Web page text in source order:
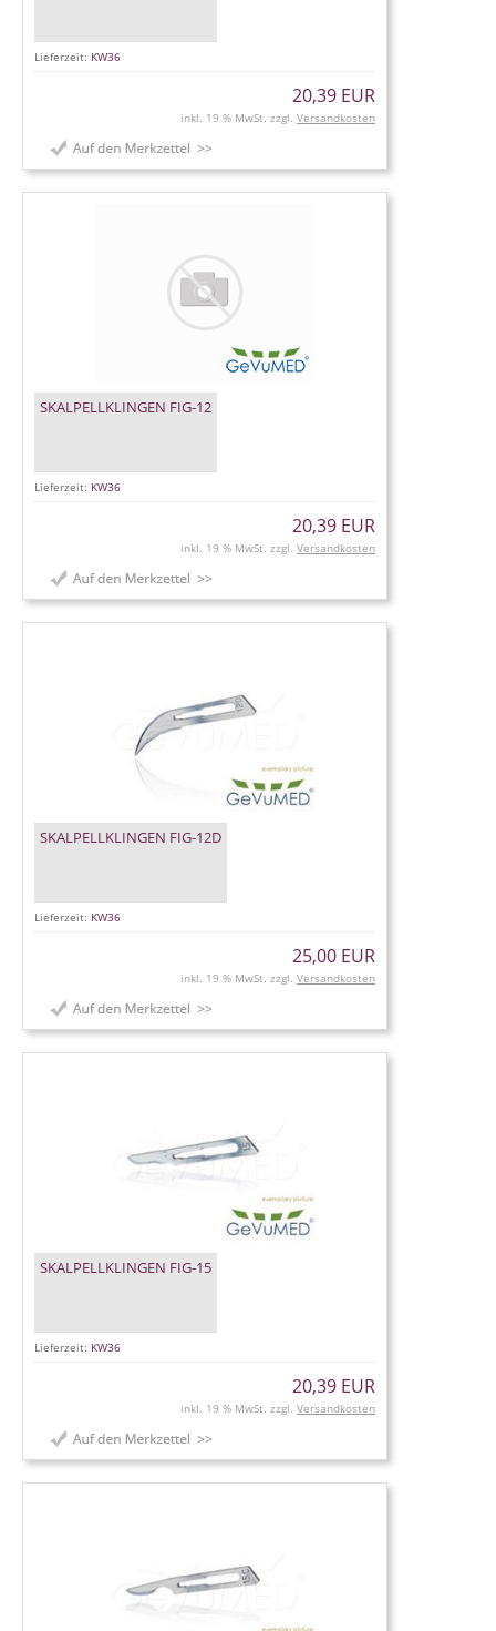
Lieferzeit: KW36
20,39 EUR
inkl. 19 % MwSt. zzgl. Versandkosten
SKALPELLKLINGEN FIG-12
Lieferzeit: KW36
20,39 EUR
inkl. 19 % MwSt. zzgl. Versandkosten
SKALPELLKLINGEN FIG-12D
Lieferzeit: KW36
25,00 EUR
inkl. 19 % MwSt. zzgl. Versandkosten
SKALPELLKLINGEN FIG-15
Lieferzeit: KW36
20,39 EUR
inkl. 19 % MwSt. zzgl. Versandkosten